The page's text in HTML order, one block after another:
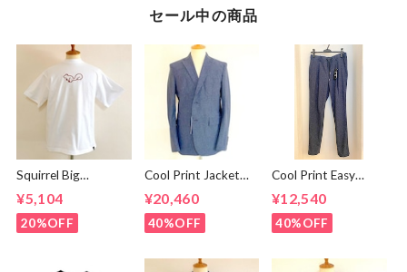
セール中の商品
Squirrel Big
shirts White /
Brown
¥5,104
20%OFF
Cool Print Jacket
¥20,460
40%OFF
Cool Print Easy
¥12,540
40%OFF